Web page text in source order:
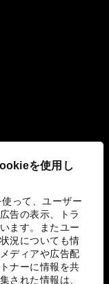
を使用し
って、ユーザー
告の表示、トラ
ます。またユー
況についても情
ディアや広告配
ナーに情報を共
された情報は、